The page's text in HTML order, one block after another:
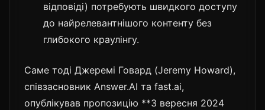
відповіді) потребують швидкого доступу
до найрелевантнішого контенту без
глибокого краулінгу.
Саме тоді Джеремі Говард (Jeremy Howard),
співзасновник Answer.AI та fast.ai,
опублікував пропозицію **3 вересня 2024